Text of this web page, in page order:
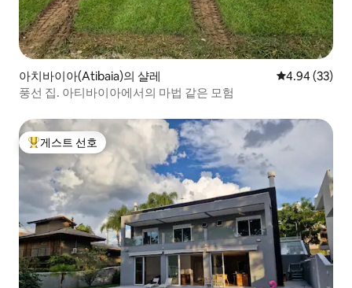
아치바이아(Atibaia)의 샬레 평점 4.94점(5
4.94 (33)
풍선 집. 아티바이아에서의 마법 같은 모험
상위 게스트 선호
게스트 선호